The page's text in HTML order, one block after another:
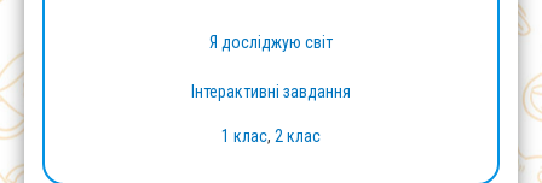
Я досліджую світ
Інтерактивні завдання
1 клас, 2 клас